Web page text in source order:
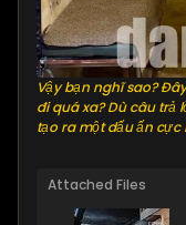
Vậy bạn nghĩ sao?
đi quá xa? Dù câu trả
tạo ra một dấu ấn
Attached Files